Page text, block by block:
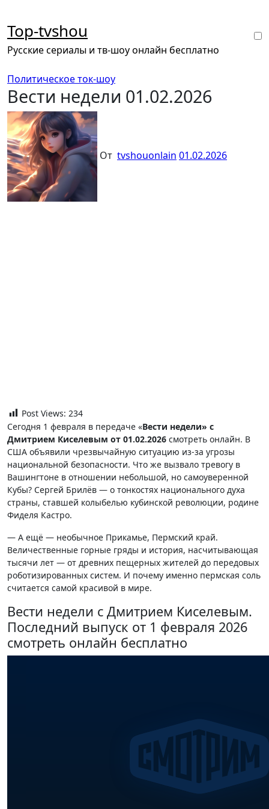
содержанию
Top-tvshou
Русские сериалы и тв-шоу онлайн бесплатно
Политическое ток-шоу
Вести недели 01.02.2026
От tvshouonlain 01.02.2026
Post Views: 234
Сегодня 1 февраля в передаче «Вести недели» с
Дмитрием Киселевым от 01.02.2026 смотреть онлайн. В
США объявили чрезвычайную ситуацию из-за угрозы
национальной безопасности. Что же вызвало тревогу в
Вашингтоне в отношении небольшой, но самоуверенной
Кубы? Сергей Брилёв — о тонкостях национального духа
страны, ставшей колыбелью кубинской революции, родине
Фиделя Кастро.
— А ещё — необычное Прикамье, Пермский край.
Величественные горные гряды и история, насчитывающая
тысячи лет — от древних пещерных жителей до передовых
роботизированных систем. И почему именно пермская соль
считается самой красивой в мире.
Вести недели с Дмитрием Киселевым.
Последний выпуск от 1 февраля 2026
смотреть онлайн бесплатно